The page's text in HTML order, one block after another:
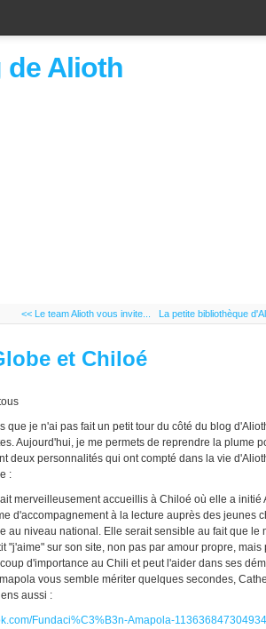
de Alioth
<< Le team Alioth vous invite... La petite bibliothèque
et Chiloé
que je n'ai pas fait un petit tour du côté du blog
Aujourd'hui, je me permets de reprendre la plume
deux personnalités qui ont compté dans la vie
:
merveilleusement accueillis à Chiloé où elle a initié
d'accompagnement à la lecture auprès des jeunes
au niveau national. Elle serait sensible au fait que le
"j'aime" sur son site, non pas par amour propre, mais
d'importance au Chili et peut l'aider dans ses
vous semble mériter quelques secondes,
aussi :
Fundaci%C3%B3n-Amapola-